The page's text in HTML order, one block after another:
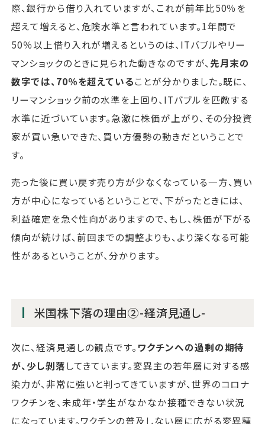
際、銀行から借り入れていますが、これが前年比50％を
超えて増えると、危険水準と言われています。1年間で
50％以上借り入れが増えるというのは、ITバブルやリー
マンショックのときに見られた動きなのですが、 先月末の
数字では、70％を超えていることが分かりました。既に、
リーマンショック前の水準を上回り、ITバブルを匹敵する
水準に近づいています。急激に株価が上がり、その分投資
家が買い急いできた、買い方優勢の動きだということで
す。
売った後に買い戻す売り方が少なくなっている一方、買い
方が中心になっているということで、下がったときには、
利益確定を急ぐ性向がありますので、もし、株価が下がる
傾向が続けば、前回までの調整よりも、より深くなる可能
性があるということが、分かります。
米国株下落の理由②-経済見通し-
次に、経済見通しの観点です。ワクチンへの過剰の期待
が、少し剝落してきています。変異主の若年層に対する感
染力が、非常に強いと判ってきていますが、世界のコロナ
ワクチンを、未成年・学生がなかなか接種できない状況
になっています。ワクチンの普及しない層に広がる変異種